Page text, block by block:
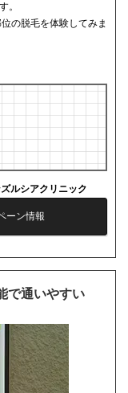
。
の脱毛を体験してみま
ルシアクリニック
ーン情報
で通いやすい